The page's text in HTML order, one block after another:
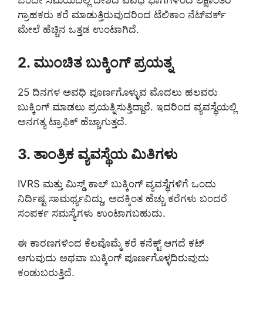
ಗ್ರಾಹಕರು ಕರೆ ಮಾಡುತ್ತಿರುವುದರಿಂದ ಟೆಲಿಕಾಂ ನೆಟ್‌ವರ್ಕ್
ಮೇಲೆ ಹೆಚ್ಚಿನ ಒತ್ತಡ ಉಂಟಾಗಿದೆ.
2. ಮುಂಚಿತ ಬುಕ್ಕಿಂಗ್ ಪ್ರಯತ್ನ
25 ದಿನಗಳ ಅವಧಿ ಪೂರ್ಣಗೊಳ್ಳುವ ಮೊದಲು ಹಲವರು
ಬುಕ್ಕಿಂಗ್ ಮಾಡಲು ಪ್ರಯತ್ನಿಸುತ್ತಿದ್ದಾರೆ. ಇದರಿಂದ ವ್ಯವಸ್ಥೆಯಲ್ಲಿ
ಅನಗತ್ಯ ಟ್ರಾಫಿಕ್ ಹೆಚ್ಚಾಗುತ್ತದೆ.
3. ತಾಂತ್ರಿಕ ವ್ಯವಸ್ಥೆಯ ಮಿತಿಗಳು
IVRS ಮತ್ತು ಮಿಸ್ಡ್ ಕಾಲ್ ಬುಕ್ಕಿಂಗ್ ವ್ಯವಸ್ಥೆಗಳಿಗೆ ಒಂದು
ನಿರ್ದಿಷ್ಟ ಸಾಮರ್ಥ್ಯವಿದ್ದು, ಅದಕ್ಕಿಂತ ಹೆಚ್ಚು ಕರೆಗಳು ಬಂದರೆ
ಸಂಪರ್ಕ ಸಮಸ್ಯೆಗಳು ಉಂಟಾಗಬಹುದು.
ಈ ಕಾರಣಗಳಿಂದ ಕೆಲವೊಮ್ಮೆ ಕರೆ ಕನೆಕ್ಟ್ ಆಗದೆ ಕಟ್
ಆಗುವುದು ಅಥವಾ ಬುಕ್ಕಿಂಗ್ ಪೂರ್ಣಗೊಳ್ಳದಿರುವುದು
ಕಂಡುಬರುತ್ತಿದೆ.